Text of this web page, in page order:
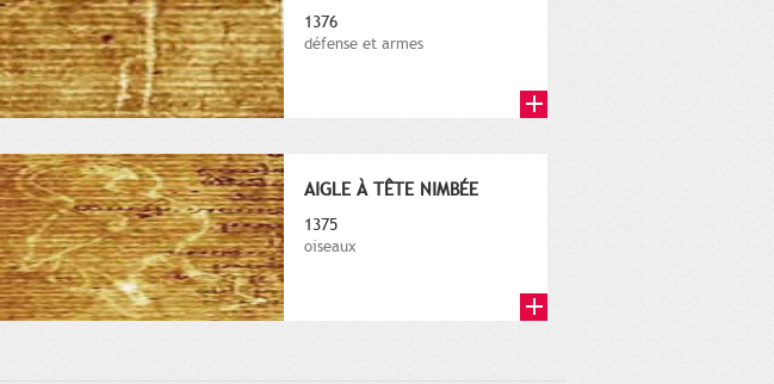
1376
défense et armes
AIGLE À TÊTE NIMBÉE
1375
oiseaux